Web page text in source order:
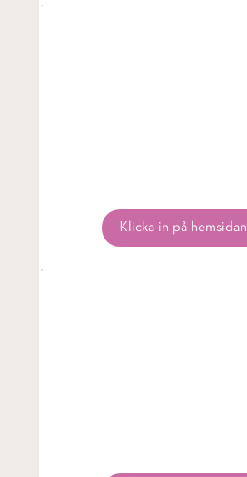
Klicka in på hemsidan